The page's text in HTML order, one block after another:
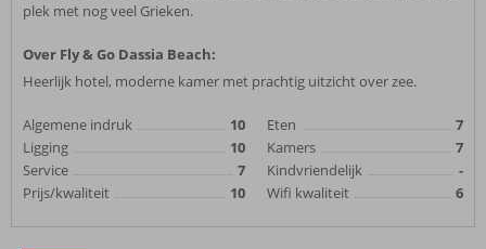
plek met nog veel Grieken.
Over Fly & Go Dassia Beach:
Heerlijk hotel, moderne kamer met prachtig uitzicht over zee.
Algemene indruk
10
Ligging
10
Service
7
Prijs/kwaliteit
10
Eten
7
Kamers
7
Kindvriendelijk
-
Wifi kwaliteit
6